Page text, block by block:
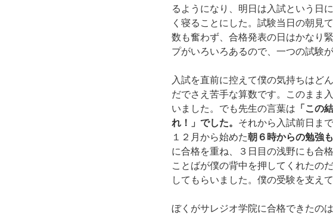
るようになり、明日は入試という日
く寝ることにした。試験当日の朝見
数も奮わず、合格発表の日はかなり
プがいろいろあるので、一つの試験
入試を直前に控えて僕の気持ちはど
だでさえ苦手な算数です。このまま
いました。でも先生の言葉は 「この
れ！」でした。 それから入試前日ま
１２月から始めた朝６時からの勉強
に合格を重ね、３日目の浅野にも合
ことばが僕の背中を押してくれたの
してもらいました。僕の受験を支え
ぼくがサレジオ学院に合格できたのは